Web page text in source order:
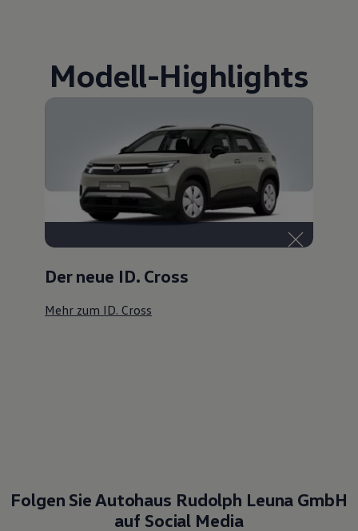
Modell-Highlights
Der neue ID. Cross
Mehr zum ID. Cross
Folgen Sie Autohaus Rudolph Leuna GmbH
auf Social Media